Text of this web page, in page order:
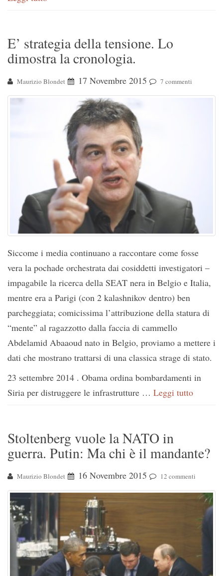
E’ strategia della tensione. Lo
dimostra la cronologia.
Maurizio Blondet 17 Novembre 2015 7 commenti
Siccome i media continuano a raccontare come fosse
vera la pochade orchestrata dai cosiddetti investigatori –
impagabile la ricerca della SEAT nera in Belgio e Italia,
mentre era a Parigi (con 2 kalashnikov dentro) ben
parcheggiata; comicissima l’attribuzione della statura di
“mente” al ragazzotto dalla faccia di cammello
Abdelamid Abaaoud nato in Belgio, proviamo a mettere i
dati che mostrano trattarsi di una classica strage di stato.
23 settembre 2014 . Obama ordina bombardamenti in
Siria per distruggere le infrastrutture … Leggi tutto
Stoltenberg vuole la NATO in
guerra. Putin: Ma chi è il mandante?
Maurizio Blondet 16 Novembre 2015 12 commenti